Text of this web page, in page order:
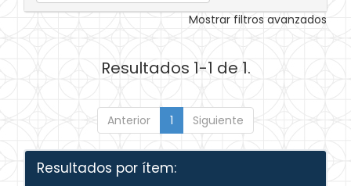
Mostrar filtros avanzados
Resultados 1-1 de 1.
Anterior 1 Siguiente
Resultados por ítem: